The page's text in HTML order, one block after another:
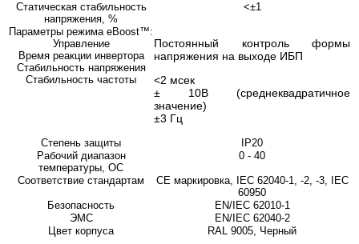
Статическая стабильность
напряжения, %
<±1
Параметры режима eBoost™:
Управление
Время реакции инвертора
Стабильность напряжения
Стабильность частоты
Постоянный контроль формы
напряжения на выходе ИБП
<2 мсек
± 10В (среднеквадратичное
значение)
±3 Гц
Степень защиты
IP20
Рабочий диапазон
температуры, OC
0 - 40
Соответствие стандартам
CE маркировка, IEC 62040-1, -2, -3, IEC
60950
Безопасность
EN/IEC 62010-1
ЭМС
EN/IEC 62040-2
Цвет корпуса
RAL 9005, Черный